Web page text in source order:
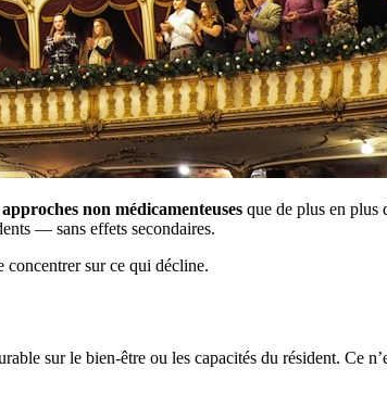
approches non médicamenteuses que de plus en plus
— sans effets secondaires.
concentrer sur ce qui décline.
sur le bien-être ou les capacités du résident. Ce